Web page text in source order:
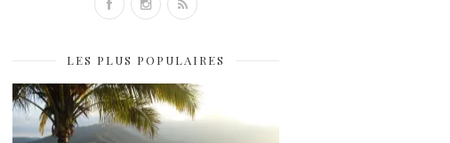
LES PLUS POPULAIRES